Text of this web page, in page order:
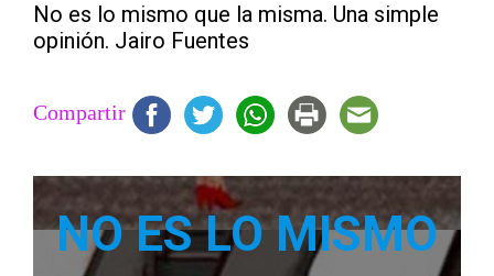
No es lo mismo que la misma. Una simple
opinión. Jairo Fuentes
Compartir
NO ES LO MISMO